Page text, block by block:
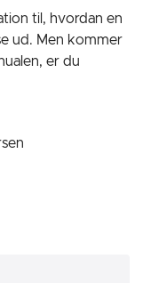
til, hvordan en
ud. Men kommer
er du